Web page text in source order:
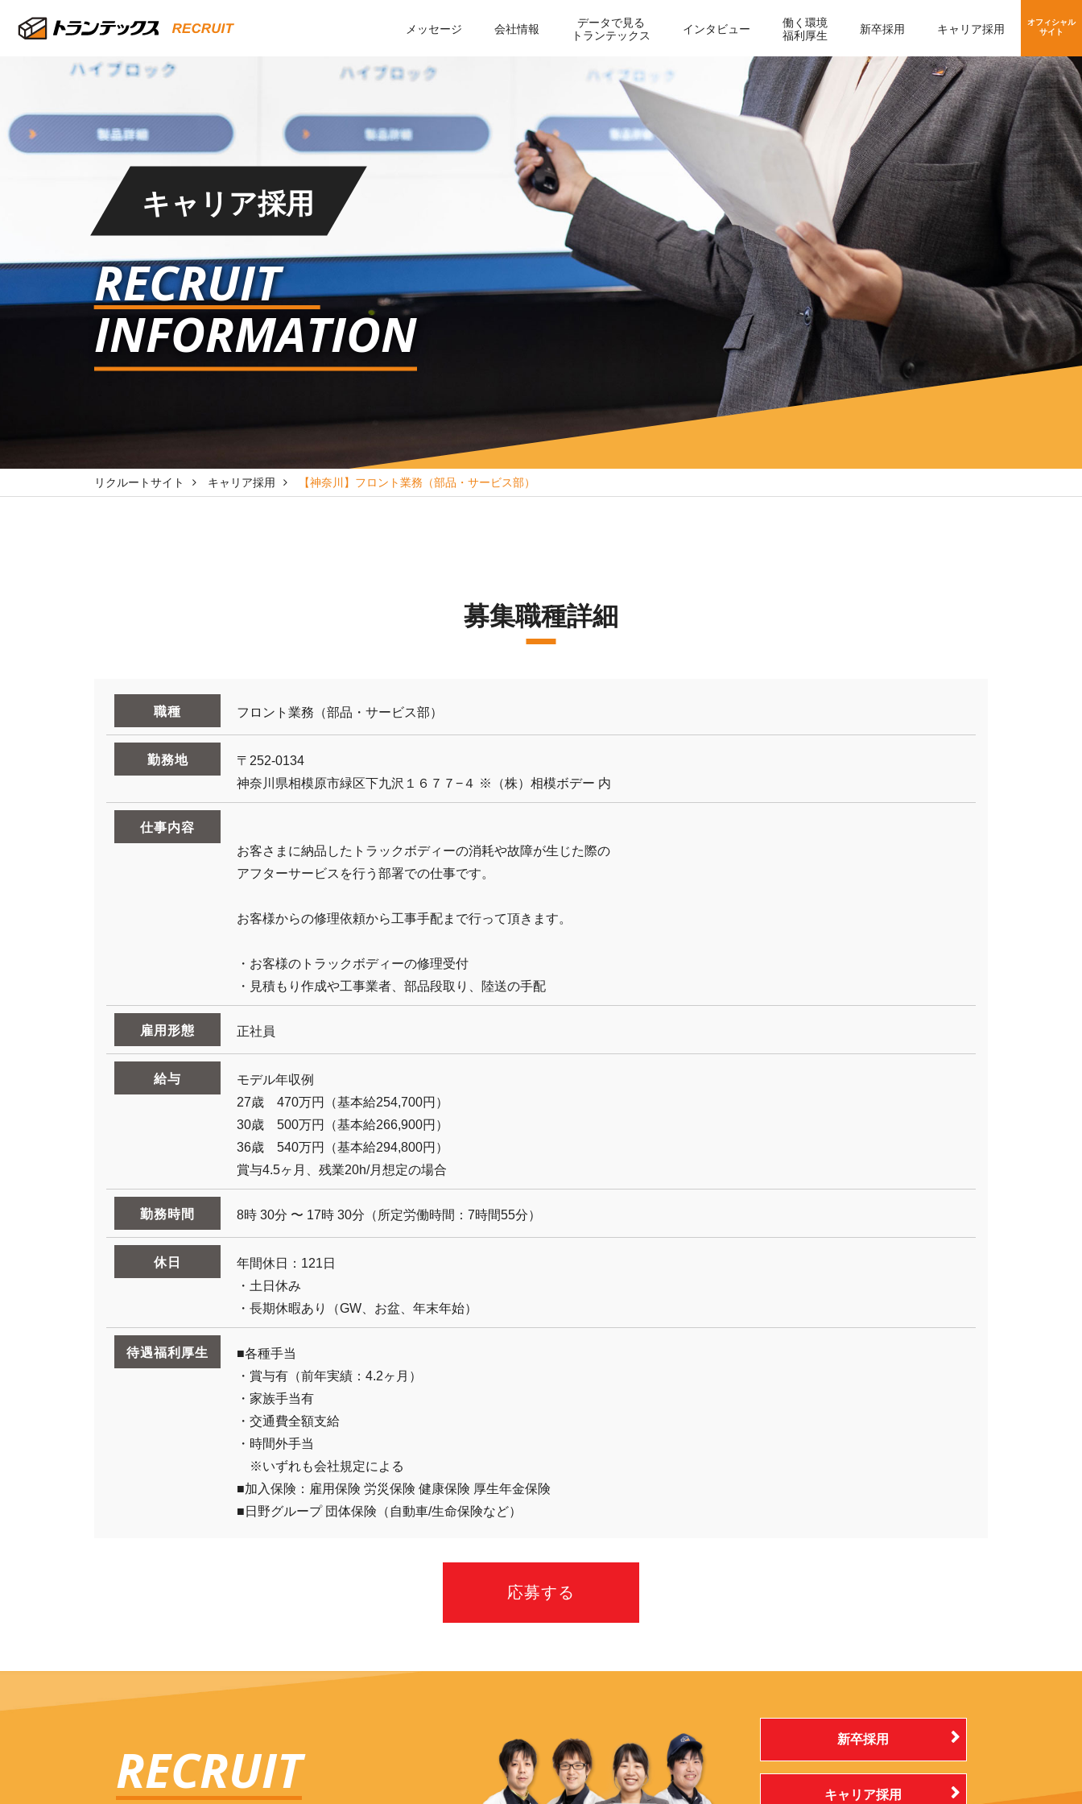
メッセージ 会社情報
データで見る
トランテックス
インタビュー
働く環境
福利厚生
新卒採用 キャリア採用
オフィシャル
サイト
キャリア採用
RECRUIT
INFORMATION
リクルートサイト キャリア採用 【神奈川】フロント業務（部品・サービス部）
募集職種詳細
職種 フロント業務（部品・サービス部）
勤務地
〒252-0134
神奈川県相模原市緑区下九沢１６７７−４ ※（株）相模ボデー 内
仕事内容
お客さまに納品したトラックボディーの消耗や故障が生じた際の
アフターサービスを行う部署での仕事です。
お客様からの修理依頼から工事手配まで行って頂きます。
・お客様のトラックボディーの修理受付
・見積もり作成や工事業者、部品段取り、陸送の手配
雇用形態 正社員
給与
モデル年収例
27歳 470万円（基本給254,700円）
30歳 500万円（基本給266,900円）
36歳 540万円（基本給294,800円）
賞与4.5ヶ月、残業20h/月想定の場合
勤務時間 8時 30分 〜 17時 30分（所定労働時間：7時間55分）
休日
年間休日：121日
・土日休み
・長期休暇あり（GW、お盆、年末年始）
待遇福利厚生
■各種手当
・賞与有（前年実績：4.2ヶ月）
・家族手当有
・交通費全額支給
・時間外手当
※いずれも会社規定による
■加入保険：雇用保険 労災保険 健康保険 厚生年金保険
■日野グループ 団体保険（自動車/生命保険など）
応募する
RECRUIT
新卒採用
キャリア採用